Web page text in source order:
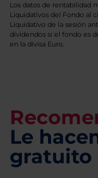
Los datos de rentabilidad
Liquidativos del Fondo al
Liquidativo de la sesión
dividendos si el fondo es
en la divisa Euro.
Le
gratuito